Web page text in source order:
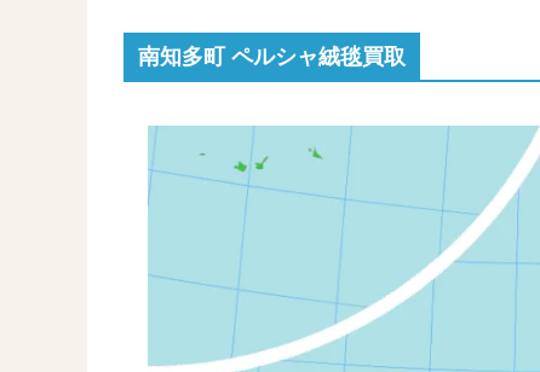
南知多町 ペルシャ絨毯買取